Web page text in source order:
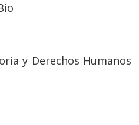
y Derechos Humanos